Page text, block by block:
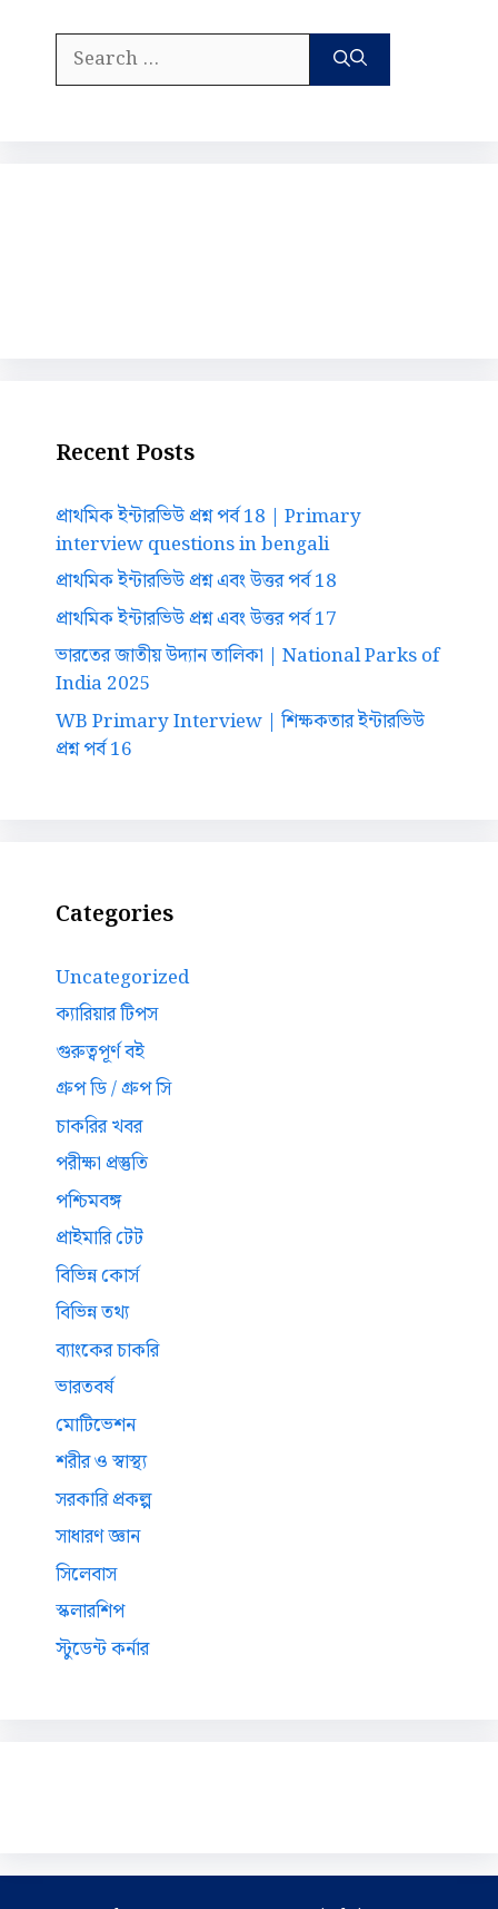
Search
for:
Recent Posts
প্রাথমিক ইন্টারভিউ প্রশ্ন পর্ব 18 | Primary
interview questions in bengali
প্রাথমিক ইন্টারভিউ প্রশ্ন এবং উত্তর পর্ব 18
প্রাথমিক ইন্টারভিউ প্রশ্ন এবং উত্তর পর্ব 17
ভারতের জাতীয় উদ্যান তালিকা | National Parks of
India 2025
WB Primary Interview | শিক্ষকতার ইন্টারভিউ
প্রশ্ন পর্ব 16
Categories
Uncategorized
ক্যারিয়ার টিপস
গুরুত্বপূর্ণ বই
গ্রুপ ডি / গ্রুপ সি
চাকরির খবর
পরীক্ষা প্রস্তুতি
পশ্চিমবঙ্গ
প্রাইমারি টেট
বিভিন্ন কোর্স
বিভিন্ন তথ্য
ব্যাংকের চাকরি
ভারতবর্ষ
মোটিভেশন
শরীর ও স্বাস্থ্য
সরকারি প্রকল্প
সাধারণ জ্ঞান
সিলেবাস
স্কলারশিপ
স্টুডেন্ট কর্নার